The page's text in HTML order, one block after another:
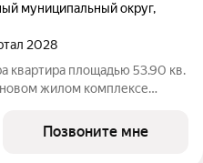
муниципальный округ,
2028
квартира площадью 53.90 кв.
жилом комплексе
находится в
Позвоните мне